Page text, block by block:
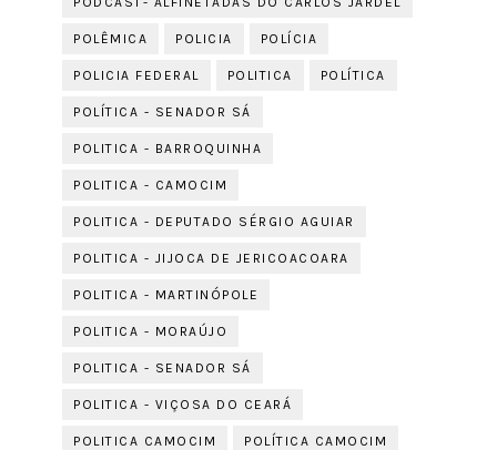
POLÊMICA POLICIA POLÍCIA
POLICIA FEDERAL POLITICA POLÍTICA
POLÍTICA - SENADOR SÁ
POLITICA - BARROQUINHA
POLITICA - CAMOCIM
POLITICA - DEPUTADO SÉRGIO AGUIAR
POLITICA - JIJOCA DE JERICOACOARA
POLITICA - MARTINÓPOLE
POLITICA - MORAÚJO
POLITICA - SENADOR SÁ
POLITICA - VIÇOSA DO CEARÁ
POLITICA CAMOCIM POLÍTICA CAMOCIM